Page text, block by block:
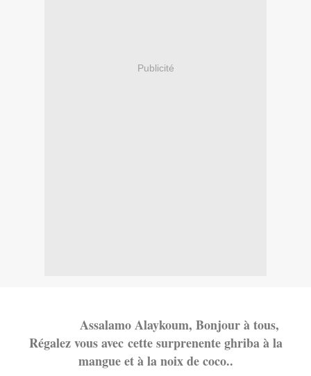
Publicité
Assalamo Alaykoum, Bonjour à tous,
Régalez vous avec cette surprenente ghriba à la
mangue et à la noix de coco..